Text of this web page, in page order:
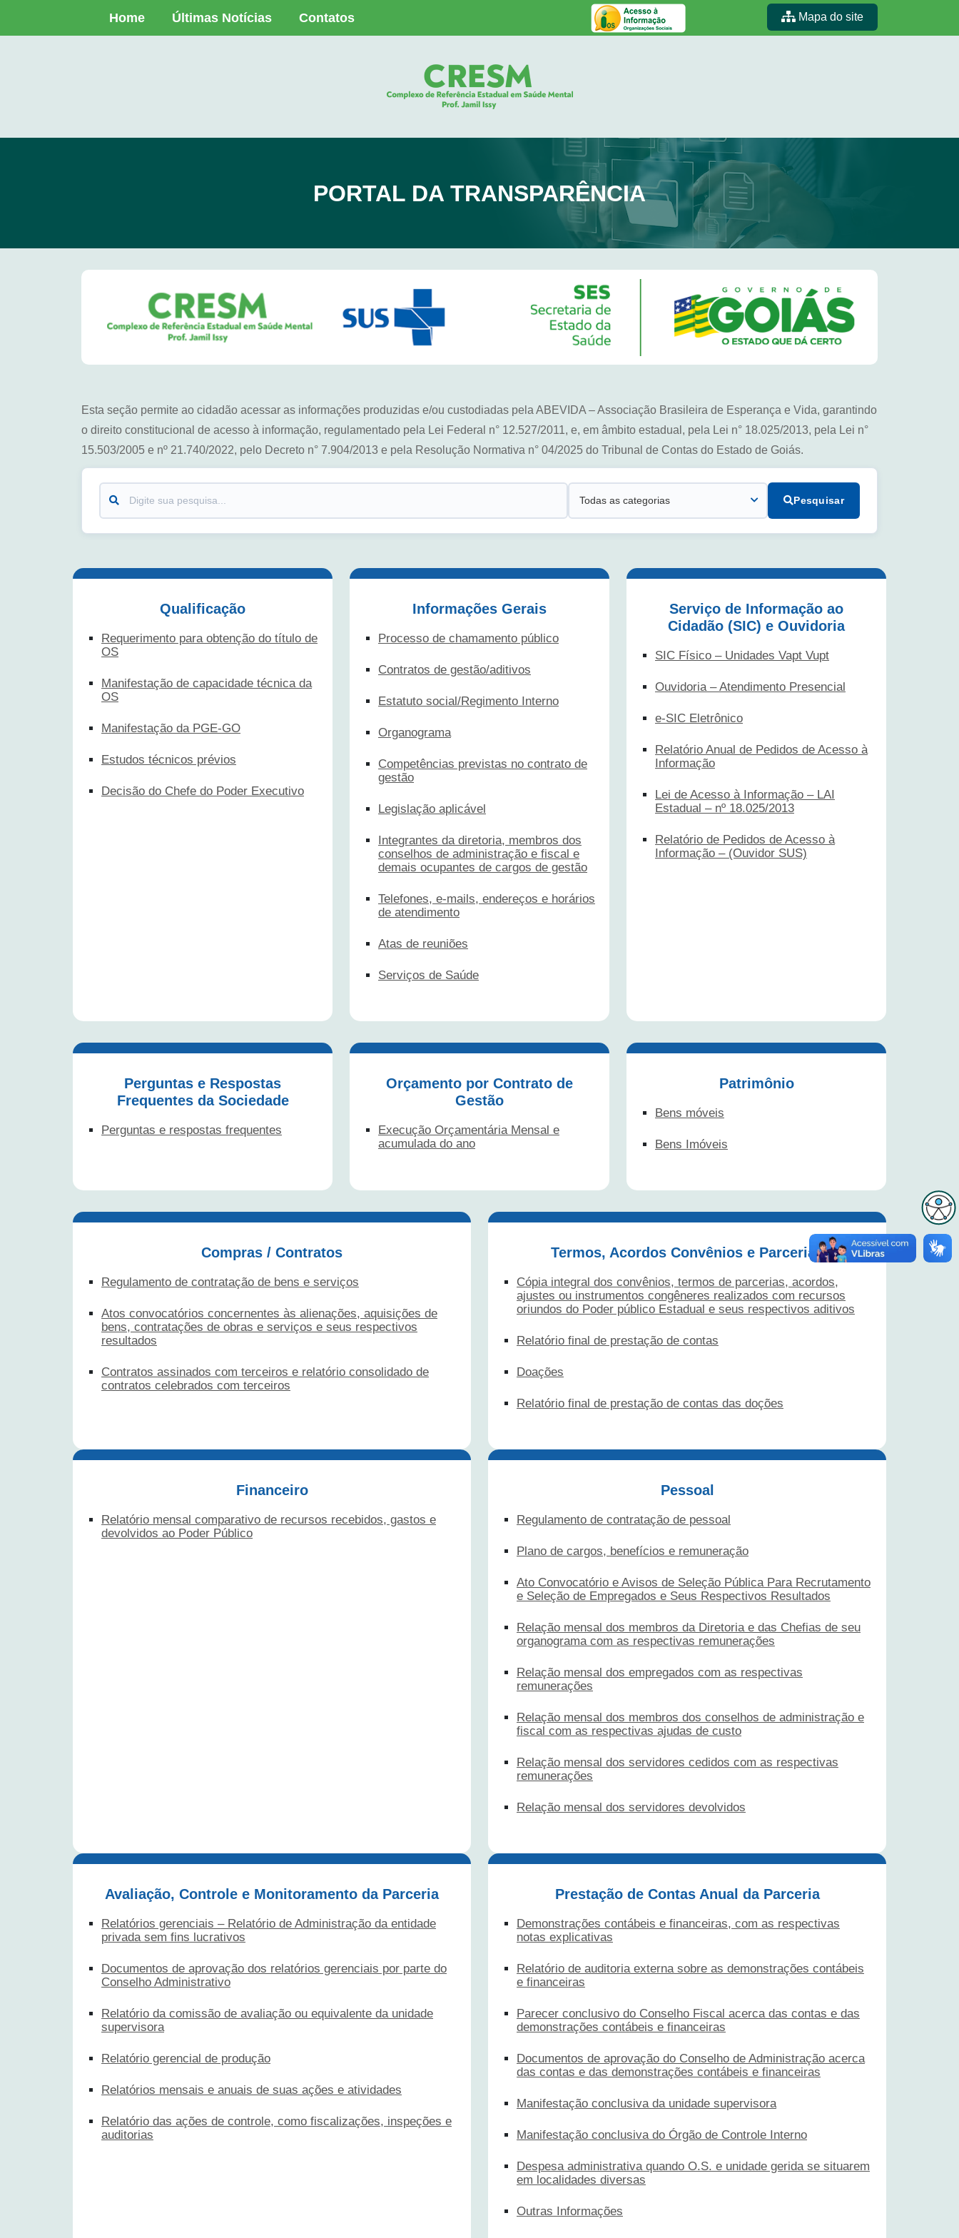
Home Últimas Notícias Contatos Mapa do site
PORTAL DA TRANSPARÊNCIA
Esta seção permite ao cidadão acessar as informações produzidas e/ou custodiadas pela ABEVIDA – Associação Brasileira de Esperança e Vida, garantindo
o direito constitucional de acesso à informação, regulamentado pela Lei Federal n° 12.527/2011, e, em âmbito estadual, pela Lei n° 18.025/2013, pela Lei n°
15.503/2005 e nº 21.740/2022, pelo Decreto n° 7.904/2013 e pela Resolução Normativa n° 04/2025 do Tribunal de Contas do Estado de Goiás.
Pesquisar
Qualificação
Requerimento para obtenção do título de
OS
Manifestação de capacidade técnica da
OS
Manifestação da PGE-GO
Estudos técnicos prévios
Decisão do Chefe do Poder Executivo
Informações Gerais
Processo de chamamento público
Contratos de gestão/aditivos
Estatuto social/Regimento Interno
Organograma
Competências previstas no contrato de
gestão
Legislação aplicável
Integrantes da diretoria, membros dos
conselhos de administração e fiscal e
demais ocupantes de cargos de gestão
Telefones, e-mails, endereços e horários
de atendimento
Atas de reuniões
Serviços de Saúde
Serviço de Informação ao
Cidadão (SIC) e Ouvidoria
SIC Físico – Unidades Vapt Vupt
Ouvidoria – Atendimento Presencial
e-SIC Eletrônico
Relatório Anual de Pedidos de Acesso à
Informação
Lei de Acesso à Informação – LAI
Estadual – nº 18.025/2013
Relatório de Pedidos de Acesso à
Informação – (Ouvidor SUS)
Perguntas e Respostas
Frequentes da Sociedade
Perguntas e respostas frequentes
Orçamento por Contrato de
Gestão
Execução Orçamentária Mensal e
acumulada do ano
Patrimônio
Bens móveis
Bens Imóveis
Compras / Contratos
Regulamento de contratação de bens e serviços
Atos convocatórios concernentes às alienações, aquisições de
bens, contratações de obras e serviços e seus respectivos
resultados
Contratos assinados com terceiros e relatório consolidado de
contratos celebrados com terceiros
Termos, Acordos Convênios e Parcerias
Cópia integral dos convênios, termos de parcerias, acordos,
ajustes ou instrumentos congêneres realizados com recursos
oriundos do Poder público Estadual e seus respectivos aditivos
Relatório final de prestação de contas
Doações
Relatório final de prestação de contas das doções
Financeiro
Relatório mensal comparativo de recursos recebidos, gastos e
devolvidos ao Poder Público
Pessoal
Regulamento de contratação de pessoal
Plano de cargos, benefícios e remuneração
Ato Convocatório e Avisos de Seleção Pública Para Recrutamento
e Seleção de Empregados e Seus Respectivos Resultados
Relação mensal dos membros da Diretoria e das Chefias de seu
organograma com as respectivas remunerações
Relação mensal dos empregados com as respectivas
remunerações
Relação mensal dos membros dos conselhos de administração e
fiscal com as respectivas ajudas de custo
Relação mensal dos servidores cedidos com as respectivas
remunerações
Relação mensal dos servidores devolvidos
Avaliação, Controle e Monitoramento da Parceria
Relatórios gerenciais – Relatório de Administração da entidade
privada sem fins lucrativos
Documentos de aprovação dos relatórios gerenciais por parte do
Conselho Administrativo
Relatório da comissão de avaliação ou equivalente da unidade
supervisora
Relatório gerencial de produção
Relatórios mensais e anuais de suas ações e atividades
Relatório das ações de controle, como fiscalizações, inspeções e
auditorias
Prestação de Contas Anual da Parceria
Demonstrações contábeis e financeiras, com as respectivas
notas explicativas
Relatório de auditoria externa sobre as demonstrações contábeis
e financeiras
Parecer conclusivo do Conselho Fiscal acerca das contas e das
demonstrações contábeis e financeiras
Documentos de aprovação do Conselho de Administração acerca
das contas e das demonstrações contábeis e financeiras
Manifestação conclusiva da unidade supervisora
Manifestação conclusiva do Órgão de Controle Interno
Despesa administrativa quando O.S. e unidade gerida se situarem
em localidades diversas
Outras Informações